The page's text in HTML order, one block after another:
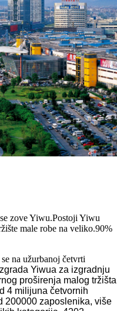
zove Yiwu.Postoji Yiwu
male robe na veliko.90%
na užurbanoj četvrti
Yiwua za izgradnju
proširenja malog tržišta
4 milijuna četvornih
200000 zaposlenika, više